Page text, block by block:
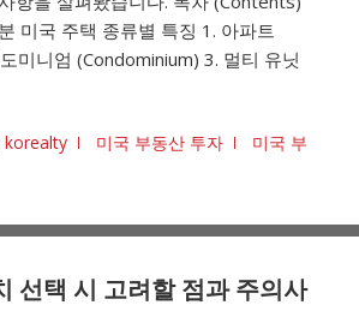
미국 주택 종류별 특징 1. 아파트
미니엄 (Condominium) 3. 멀티 유닛
korealty 미국 부동산 투자
미국 부
선택 시 고려할 점과 주의사